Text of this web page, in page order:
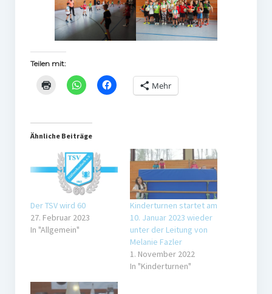
Teilen mit:
Mehr
Ähnliche Beiträge
Der TSV wird 60
27. Februar 2023
In "Allgemein"
Kinderturnen startet am
10. Januar 2023 wieder
unter der Leitung von
Melanie Fazler
1. November 2022
In "Kinderturnen"